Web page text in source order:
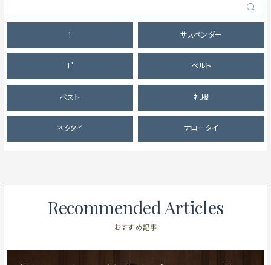
1 サスペンダー
1' ベルト
ベスト 礼服
ネクタイ ナロータイ
Recommended Articles
おすすめ記事